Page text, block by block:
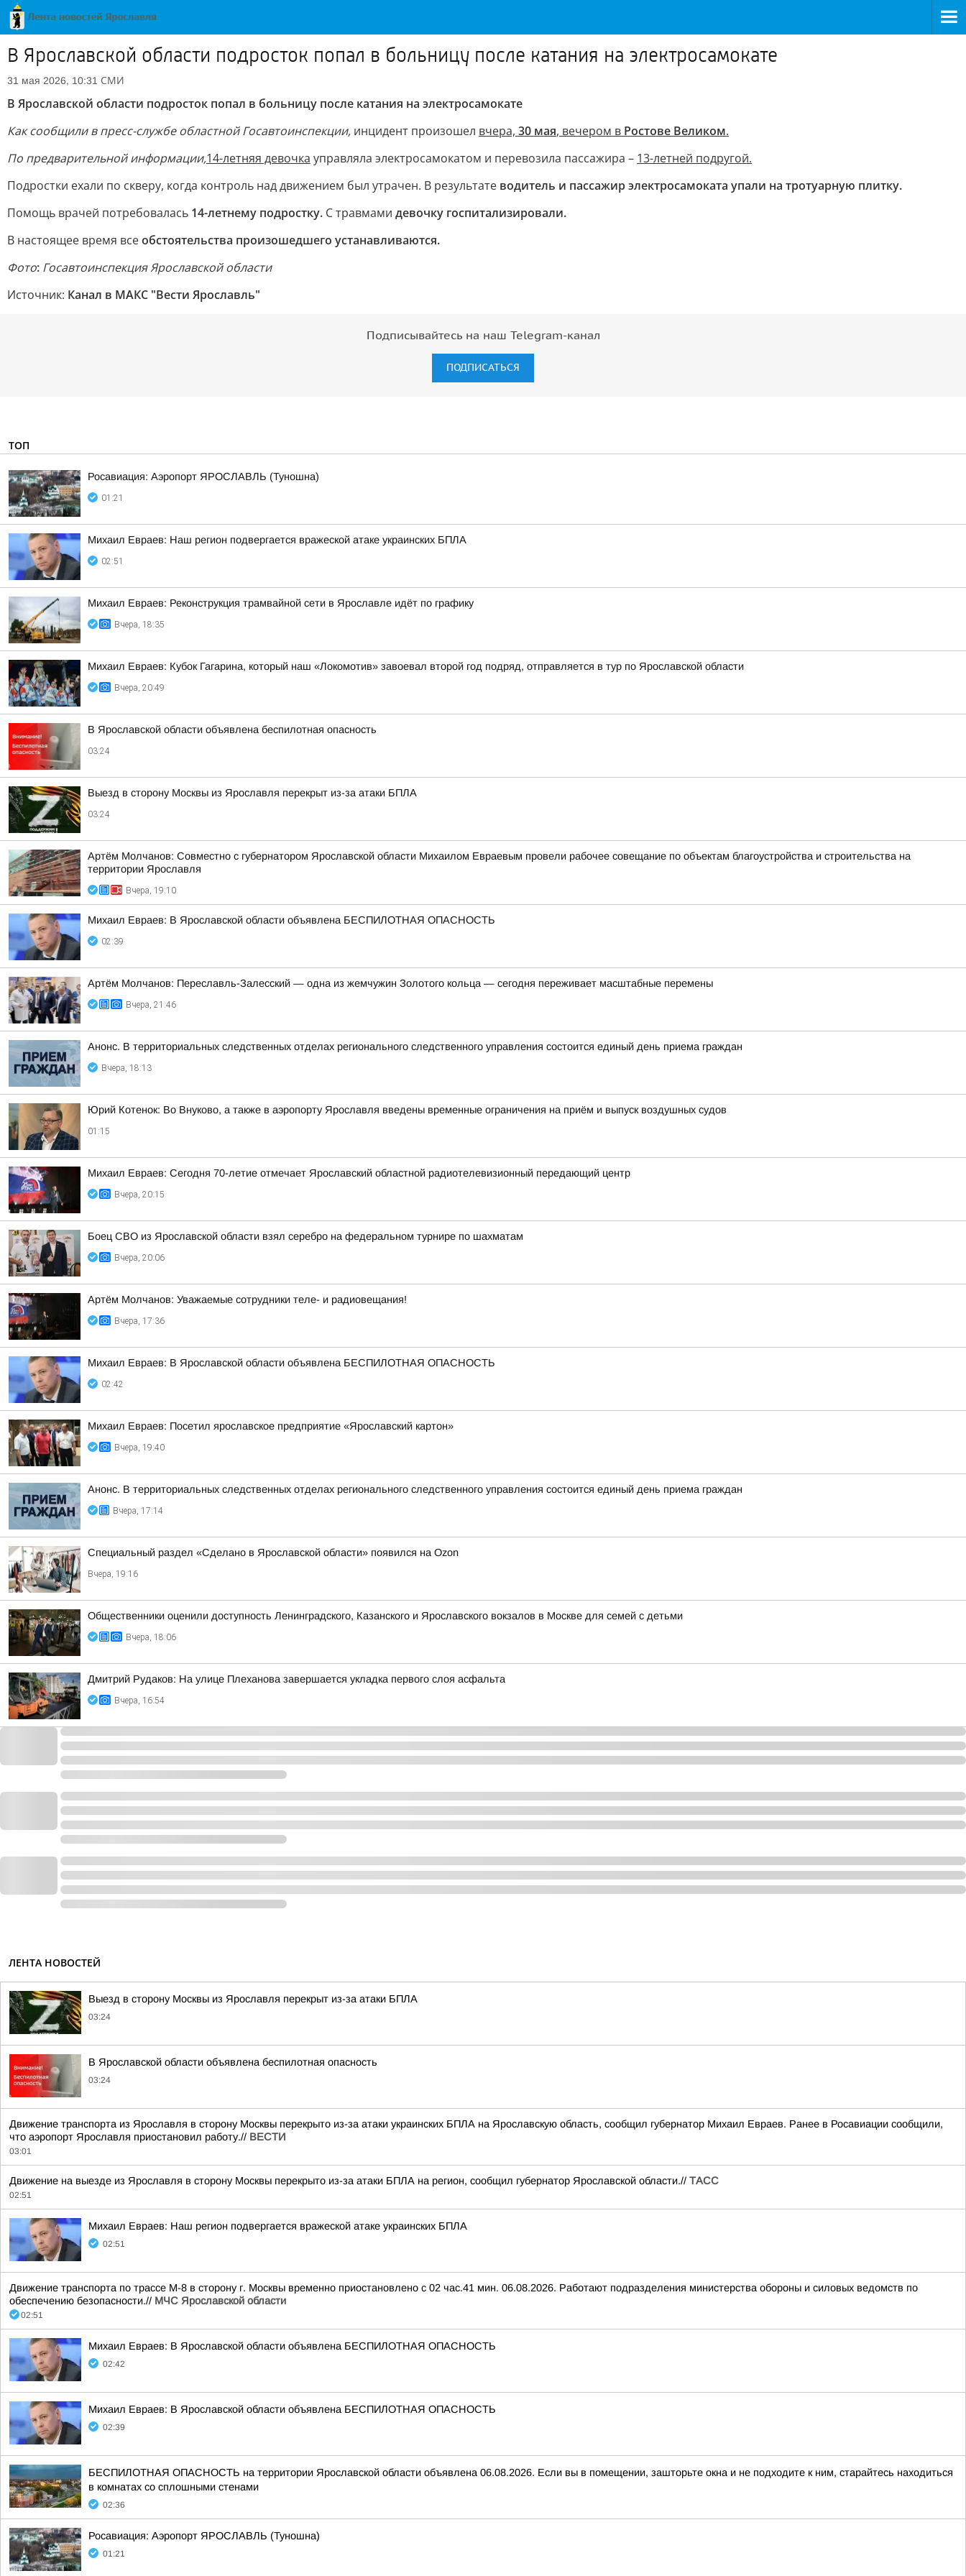
В Ярославской области подросток попал в больницу после катания на электросамокате
31 мая 2026, 10:31 СМИ
В Ярославской области подросток попал в больницу после катания на электросамокате
Как сообщили в пресс-службе областной Госавтоинспекции, инцидент произошел вчера, 30 мая, вечером в Ростове Великом.
По предварительной информации,14-летняя девочка управляла электросамокатом и перевозила пассажира – 13-летней подругой.
Подростки ехали по скверу, когда контроль над движением был утрачен. В результате водитель и пассажир электросамоката упали на тротуарную плитку.
Помощь врачей потребовалась 14-летнему подростку. С травмами девочку госпитализировали.
В настоящее время всеобстоятельства произошедшего устанавливаются.
Фото: Госавтоинспекция Ярославской области
Источник: Канал в МАКС "Вести Ярославль"
Подписывайтесь на наш Telegram-канал
ПОДПИСАТЬСЯ
ТОП
Росавиация: Аэропорт ЯРОСЛАВЛЬ (Туношна)
01:21
Михаил Евраев: Наш регион подвергается вражеской атаке украинских БПЛА
02:51
Михаил Евраев: Реконструкция трамвайной сети в Ярославле идёт по графику
Вчера, 18:35
Михаил Евраев: Кубок Гагарина, который наш «Локомотив» завоевал второй год подряд, отправляется в тур по Ярославской области
Вчера, 20:49
В Ярославской области объявлена беспилотная опасность
03:24
Выезд в сторону Москвы из Ярославля перекрыт из-за атаки БПЛА
03:24
Артём Молчанов: Совместно с губернатором Ярославской области Михаилом Евраевым провели рабочее совещание по объектам благоустройства и строительства на
территории Ярославля
Вчера, 19:10
Михаил Евраев: В Ярославской области объявлена БЕСПИЛОТНАЯ ОПАСНОСТЬ
02:39
Артём Молчанов: Переславль-Залесский — одна из жемчужин Золотого кольца — сегодня переживает масштабные перемены
Вчера, 21:46
Анонс. В территориальных следственных отделах регионального следственного управления состоится единый день приема граждан
Вчера, 18:13
Юрий Котенок: Во Внуково, а также в аэропорту Ярославля введены временные ограничения на приём и выпуск воздушных судов
01:15
Михаил Евраев: Сегодня 70-летие отмечает Ярославский областной радиотелевизионный передающий центр
Вчера, 20:15
Боец СВО из Ярославской области взял серебро на федеральном турнире по шахматам
Вчера, 20:06
Артём Молчанов: Уважаемые сотрудники теле- и радиовещания!
Вчера, 17:36
Михаил Евраев: В Ярославской области объявлена БЕСПИЛОТНАЯ ОПАСНОСТЬ
02:42
Михаил Евраев: Посетил ярославское предприятие «Ярославский картон»
Вчера, 19:40
Анонс. В территориальных следственных отделах регионального следственного управления состоится единый день приема граждан
Вчера, 17:14
Специальный раздел «Сделано в Ярославской области» появился на Ozon
Вчера, 19:16
Общественники оценили доступность Ленинградского, Казанского и Ярославского вокзалов в Москве для семей с детьми
Вчера, 18:06
Дмитрий Рудаков: На улице Плеханова завершается укладка первого слоя асфальта
Вчера, 16:54
ЛЕНТА НОВОСТЕЙ
Выезд в сторону Москвы из Ярославля перекрыт из-за атаки БПЛА
03:24
В Ярославской области объявлена беспилотная опасность
03:24
Движение транспорта из Ярославля в сторону Москвы перекрыто из-за атаки украинских БПЛА на Ярославскую область, сообщил губернатор Михаил Евраев. Ранее в Росавиации сообщили,
что аэропорт Ярославля приостановил работу.// ВЕСТИ
03:01
Движение на выезде из Ярославля в сторону Москвы перекрыто из-за атаки БПЛА на регион, сообщил губернатор Ярославской области.// ТАСС
02:51
Михаил Евраев: Наш регион подвергается вражеской атаке украинских БПЛА
02:51
Движение транспорта по трассе М-8 в сторону г. Москвы временно приостановлено с 02 час.41 мин. 06.08.2026. Работают подразделения министерства обороны и силовых ведомств по
обеспечению безопасности.// МЧС Ярославской области
02:51
Михаил Евраев: В Ярославской области объявлена БЕСПИЛОТНАЯ ОПАСНОСТЬ
02:42
Михаил Евраев: В Ярославской области объявлена БЕСПИЛОТНАЯ ОПАСНОСТЬ
02:39
БЕСПИЛОТНАЯ ОПАСНОСТЬ на территории Ярославской области объявлена 06.08.2026. Если вы в помещении, зашторьте окна и не подходите к ним, старайтесь находиться
в комнатах со сплошными стенами
02:36
Росавиация: Аэропорт ЯРОСЛАВЛЬ (Туношна)
01:21